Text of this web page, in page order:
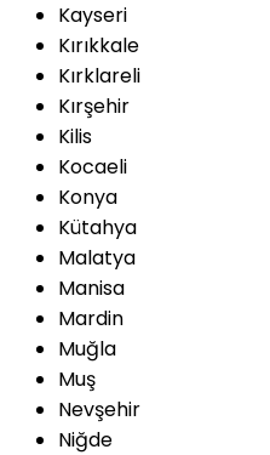
Kayseri
Kırıkkale
Kırklareli
Kırşehir
Kilis
Kocaeli
Konya
Kütahya
Malatya
Manisa
Mardin
Muğla
Muş
Nevşehir
Niğde